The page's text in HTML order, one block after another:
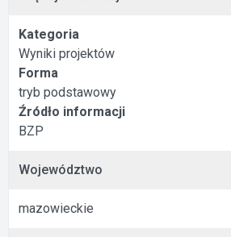
Kategoria
Wyniki projektów
Forma
tryb podstawowy
Źródło informacji
BZP
Województwo
mazowieckie